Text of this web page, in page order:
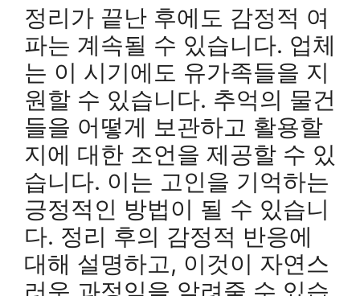
정리가 끝난 후에도 감정적 여
파는 계속될 수 있습니다. 업체
는 이 시기에도 유가족들을 지
원할 수 있습니다. 추억의 물건
들을 어떻게 보관하고 활용할
지에 대한 조언을 제공할 수 있
습니다. 이는 고인을 기억하는
긍정적인 방법이 될 수 있습니
다. 정리 후의 감정적 반응에
대해 설명하고, 이것이 자연스
러운 과정임을 알려줄 수 있습